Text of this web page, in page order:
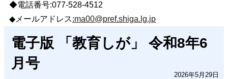
◆電話番号:077-528-4512
◆メールアドレス:ma00@pref.shiga.lg.jp
電子版 「教育しが」 令和8年6
月号
2026年5月29日